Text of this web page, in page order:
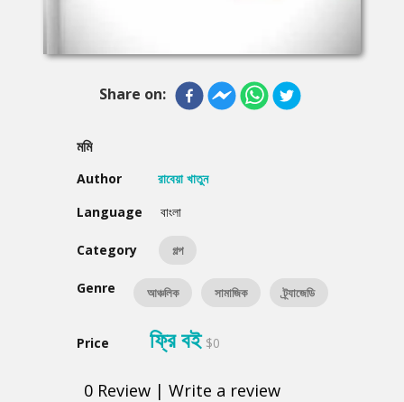
Share on:
মমি
Author
রাবেয়া খাতুন
Language
বাংলা
Category গল্প
Genre আঞ্চলিক সামাজিক ট্র্যাজেডি
Price ফ্রি বই $0
0 Review | Write a review